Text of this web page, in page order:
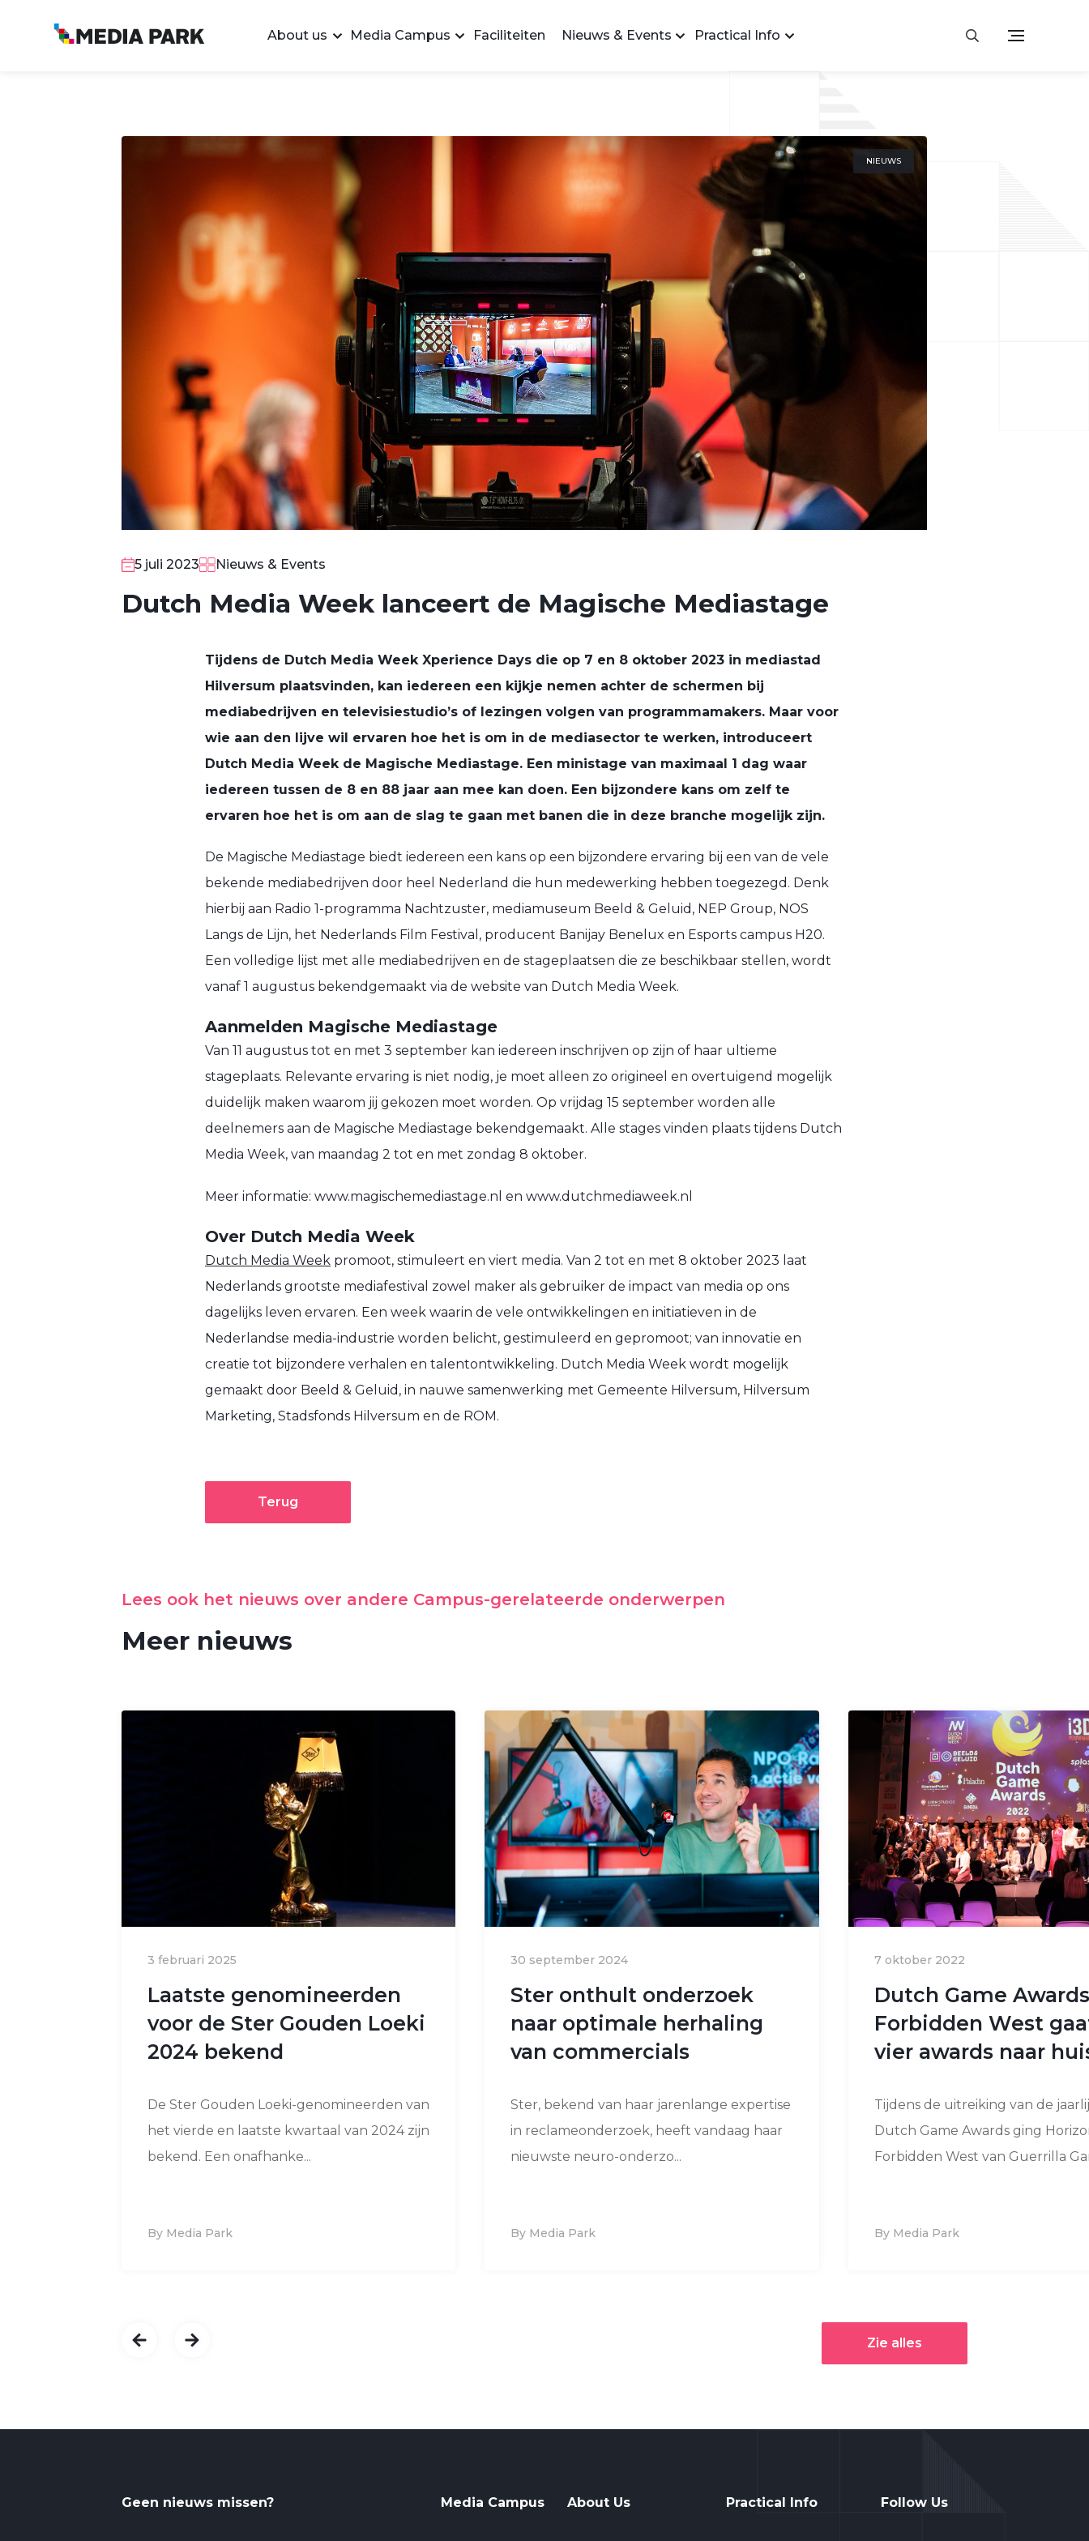
About us Media Campus Faciliteiten Nieuws & Events Practical Info
NIEUWS
5 juli 2023 Nieuws & Events
Dutch Media Week lanceert de Magische Mediastage
Tijdens de Dutch Media Week Xperience Days die op 7 en 8 oktober 2023 in mediastad
Hilversum plaatsvinden, kan iedereen een kijkje nemen achter de schermen bij
mediabedrijven en televisiestudio’s of lezingen volgen van programmamakers. Maar voor
wie aan den lijve wil ervaren hoe het is om in de mediasector te werken, introduceert
Dutch Media Week de Magische Mediastage. Een ministage van maximaal 1 dag waar
iedereen tussen de 8 en 88 jaar aan mee kan doen. Een bijzondere kans om zelf te
ervaren hoe het is om aan de slag te gaan met banen die in deze branche mogelijk zijn.
De Magische Mediastage biedt iedereen een kans op een bijzondere ervaring bij een van de vele
bekende mediabedrijven door heel Nederland die hun medewerking hebben toegezegd. Denk
hierbij aan Radio 1-programma Nachtzuster, mediamuseum Beeld & Geluid, NEP Group, NOS
Langs de Lijn, het Nederlands Film Festival, producent Banijay Benelux en Esports campus H20.
Een volledige lijst met alle mediabedrijven en de stageplaatsen die ze beschikbaar stellen, wordt
vanaf 1 augustus bekendgemaakt via de website van Dutch Media Week.
Aanmelden Magische Mediastage
Van 11 augustus tot en met 3 september kan iedereen inschrijven op zijn of haar ultieme
stageplaats. Relevante ervaring is niet nodig, je moet alleen zo origineel en overtuigend mogelijk
duidelijk maken waarom jij gekozen moet worden. Op vrijdag 15 september worden alle
deelnemers aan de Magische Mediastage bekendgemaakt. Alle stages vinden plaats tijdens Dutch
Media Week, van maandag 2 tot en met zondag 8 oktober.
Meer informatie: www.magischemediastage.nl en www.dutchmediaweek.nl
Over Dutch Media Week
Dutch Media Week promoot, stimuleert en viert media. Van 2 tot en met 8 oktober 2023 laat
Nederlands grootste mediafestival zowel maker als gebruiker de impact van media op ons
dagelijks leven ervaren. Een week waarin de vele ontwikkelingen en initiatieven in de
Nederlandse media-industrie worden belicht, gestimuleerd en gepromoot; van innovatie en
creatie tot bijzondere verhalen en talentontwikkeling. Dutch Media Week wordt mogelijk
gemaakt door Beeld & Geluid, in nauwe samenwerking met Gemeente Hilversum, Hilversum
Marketing, Stadsfonds Hilversum en de ROM.
Terug
Lees ook het nieuws over andere Campus-gerelateerde onderwerpen
Meer nieuws
3 februari 2025
Laatste genomineerden
voor de Ster Gouden Loeki
2024 bekend
De Ster Gouden Loeki-genomineerden van
het vierde en laatste kwartaal van 2024 zijn
bekend. Een onafhanke...
By Media Park
30 september 2024
Ster onthult onderzoek
naar optimale herhaling
van commercials
Ster, bekend van haar jarenlange expertise
in reclameonderzoek, heeft vandaag haar
nieuwste neuro-onderzo...
By Media Park
7 oktober 2022
Dutch Game
Forbidden West
vier awards naar
Tijdens de uitreiking van de
Dutch Game Awards ging
Forbidden West van Guerrilla
By Media Park
Zie alles
Geen nieuws missen? Media Campus About Us Practical Info Follow Us